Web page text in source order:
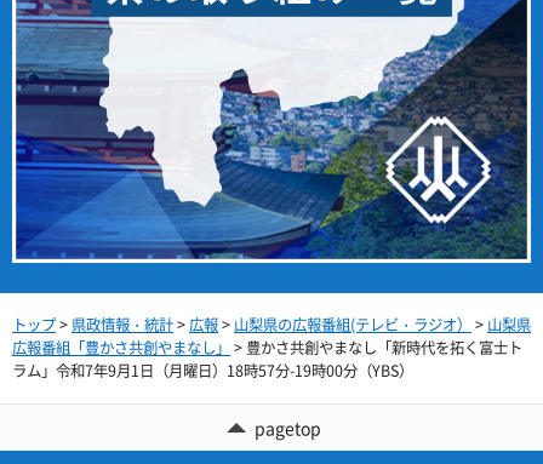
トップ> 県政情報・統計>広報> 山梨県の広報番組(テレビ・ラジオ） > 山梨県
広報番組「豊かさ共創やまなし」 > 豊かさ共創やまなし「新時代を拓く富士ト
ラム」令和7年9月1日（月曜日）18時57分-19時00分（YBS）
pagetop